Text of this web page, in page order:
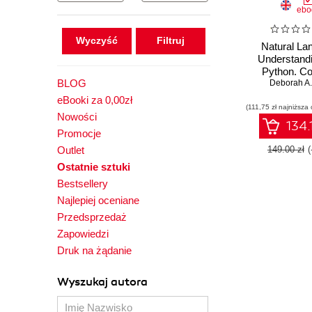
Wyczyść
BLOG
eBooki za 0,00zł
Nowości
Promocje
Outlet
Ostatnie sztuki
Bestsellery
Najlepiej oceniane
Przedsprzedaż
Zapowiedzi
Druk na żądanie
Wyszukaj autora
Natural
Python.
natural
learning,
language
create
Deborah
(111,75 zł
149.00 zł